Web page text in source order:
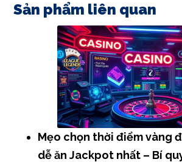
Sản phẩm liên quan
Mẹo chọn thời điểm vàng
dễ ăn Jackpot nhất – Bí